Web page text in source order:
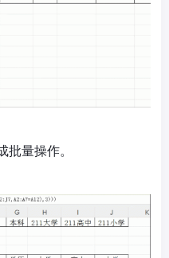
量操作。